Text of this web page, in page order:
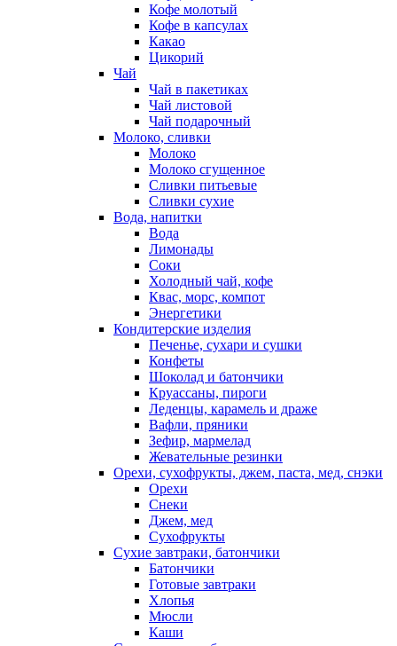
Кофе молотый
Кофе в капсулах
Какао
Цикорий
Чай
Чай в пакетиках
Чай листовой
Чай подарочный
Молоко, сливки
Молоко
Молоко сгущенное
Сливки питьевые
Сливки сухие
Вода, напитки
Вода
Лимонады
Соки
Холодный чай, кофе
Квас, морс, компот
Энергетики
Кондитерские изделия
Печенье, сухари и сушки
Конфеты
Шоколад и батончики
Круассаны, пироги
Леденцы, карамель и драже
Вафли, пряники
Зефир, мармелад
Жевательные резинки
Орехи, сухофрукты, джем, паста, мед, снэки
Орехи
Снеки
Джем, мед
Сухофрукты
Сухие завтраки, батончики
Батончики
Готовые завтраки
Хлопья
Мюсли
Каши